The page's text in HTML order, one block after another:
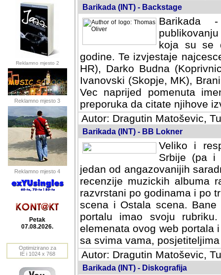
Reklamno mjesto 2
Reklamno mjesto 3
Reklamno mjesto 4
Petak
07.08.2026.
Optimizirano za
IE i 1024 x 768
Barikada (INT) - Backstage
Barikada
koja su se
godine. Te izvjestaje
HR), Darko Budna
Ivanovski (Skopje, MK),
Vec naprijed pomenuta
preporuka da citate njihove
Autor: Dragutin Matoševic,
Barikada (INT) - BB Lokner
Veliko i
Srbije (pa i
jedan od angazovanijih
recenzije muzickih albuma
razvrstani po godinama i po
scena i Ostala scena.
portalu imao svoju
elemenata ovog web portala
sa svima vama,
Autor: Dragutin Matoševic,
Barikada (INT) - Diskografija